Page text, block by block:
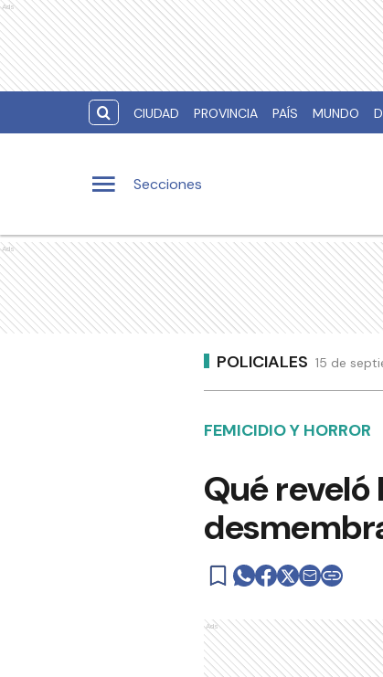
Ads
CIUDAD PROVINCIA PAÍS MUNDO
Secciones
Ads
POLICIALES 15 de
FEMICIDIO Y HORROR
Qué reveló
Ads